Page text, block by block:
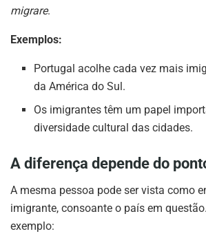
migrare.
Exemplos:
Portugal acolhe cada vez mais
da América do Sul.
Os imigrantes têm um papel
diversidade cultural das cidades.
A diferença depende do
A mesma pessoa pode ser vista como
imigrante, consoante o país em
exemplo: